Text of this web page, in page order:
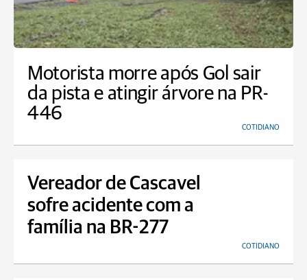
Motorista morre após Gol sair
da pista e atingir árvore na PR-
446
COTIDIANO
Vereador de Cascavel
sofre acidente com a
família na BR-277
COTIDIANO